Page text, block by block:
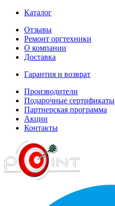
Каталог
Отзывы
Ремонт оргтехники
О компании
Доставка
Гарантия и возврат
Производители
Подарочные сертификаты
Партнерская программа
Акции
Контакты